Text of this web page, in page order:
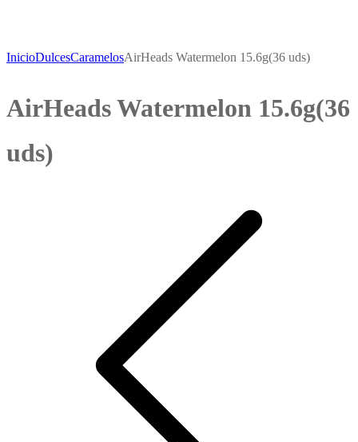
InicioDulcesCaramelosAirHeads Watermelon 15.6g(36 uds)
AirHeads Watermelon 15.6g(36
uds)